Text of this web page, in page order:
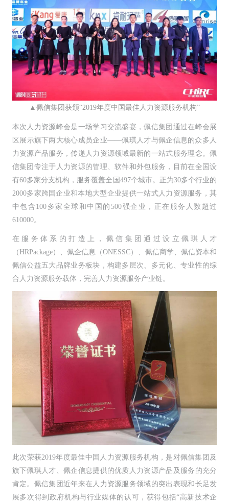
▲佩信集团获颁“2019年度中国最佳人力资源服务机构”
本次人力资源峰会是一场学习交流盛宴，佩信集团通过在峰会展
区展示旗下两大核心成员企业——佩琪人才与佩企信息的众多人
力资源产品服务，传递人力资源领域最新的一站式服务理念。佩
信集团专注于人力资源的管理、软件和外包服务，目前在全国设
有60多家分支机构，服务覆盖全国497个城市。正为30多个行业的
2000多家跨国企业和本地大型企业提供一站式人力资源服务，其
中包含100多家全球和中国的500强企业，正在服务人数超过
610000。
在服务体系的打造上，佩信集团通过设立佩琪人才
（HRPackage）、佩企信息（ONESSC）、佩信商学、佩信资本和
佩信公益五大品牌业务板块，构建多层次、多元化、专业性的综
合人力资源服务载体，完善人力资源服务产业链。
此次荣获2019年度最佳中国人力资源服务机构，是对佩信集团及
旗下佩琪人才、佩企信息提供的优质人力资源产品及服务的充分
肯定。佩信集团近年来在人力资源服务领域的突出表现和长足发
展多次得到政府机构与行业媒体的认可，获得包括“高新技术企